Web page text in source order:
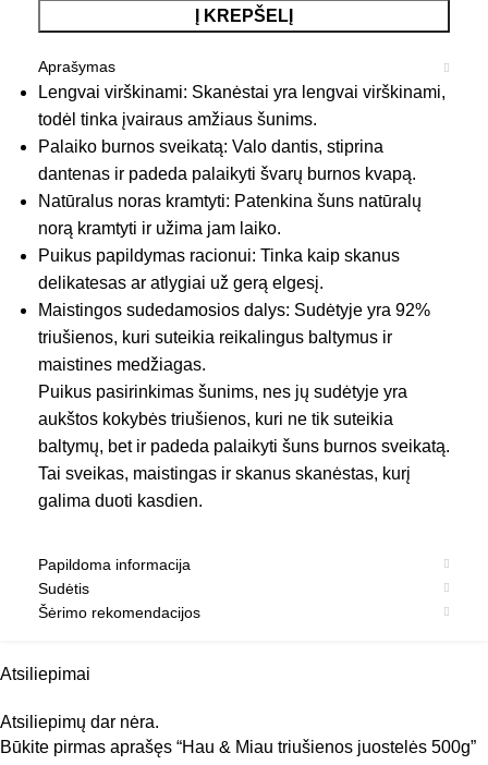
Į KREPŠELĮ
Aprašymas
Lengvai virškinami: Skanėstai yra lengvai virškinami,
todėl tinka įvairaus amžiaus šunims.
Palaiko burnos sveikatą: Valo dantis, stiprina
dantenas ir padeda palaikyti švarų burnos kvapą.
Natūralus noras kramtyti: Patenkina šuns natūralų
norą kramtyti ir užima jam laiko.
Puikus papildymas racionui: Tinka kaip skanus
delikatesas ar atlygiai už gerą elgesį.
Maistingos sudedamosios dalys: Sudėtyje yra 92%
triušienos, kuri suteikia reikalingus baltymus ir
maistines medžiagas.
Puikus pasirinkimas šunims, nes jų sudėtyje yra
aukštos kokybės triušienos, kuri ne tik suteikia
baltymų, bet ir padeda palaikyti šuns burnos sveikatą.
Tai sveikas, maistingas ir skanus skanėstas, kurį
galima duoti kasdien.
Papildoma informacija
Sudėtis
Šėrimo rekomendacijos
Atsiliepimai
Atsiliepimų dar nėra.
Būkite pirmas aprašęs “Hau & Miau triušienos juostelės 500g”